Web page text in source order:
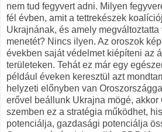
nem tud fegyvert adni. Milyen
fél évben, amit a tettrekészek
Ukrajnának, és amely megváltoztatta
menetét? Nincs ilyen. Az oroszok
években saját védelmet kiépíteni az
területeken. Tehát ez már egy
például éveken keresztül azt
helyzeti előnyben van
erővel beállunk Ukrajna mögé, akkor
szemben ez a stratégia működhet,
potenciálja, gazdasági potenciálja